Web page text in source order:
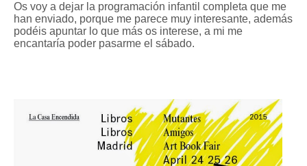
Os voy a dejar la programación infantil completa que me
han enviado, porque me parece muy interesante, además
podéis apuntar lo que más os interese, a mi me
encantaría poder pasarme el sábado.